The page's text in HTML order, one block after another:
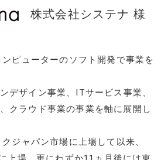
株式会社システナ 様
ピューターのソフト開発で事業を
デザイン事業、ITサービス事業、
クラウド事業の事業を軸に展開し
ジャパン市場に上場して以来、